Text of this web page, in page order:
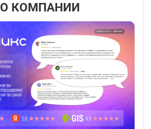
О КОМПАНИИ